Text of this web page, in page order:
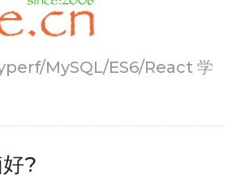
MySQL/ES6/React 学
?